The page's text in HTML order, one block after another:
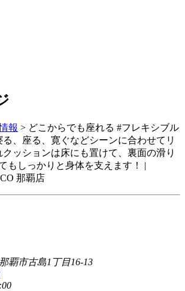
報 > どこからでも座れる #フレキシブル
、座る、寛ぐなどシーンに合わせてリ
ッションは床にも置けて、裏面の滑り
もしっかりと身体を支えます！ |
那覇店
覇市古島1丁目16-13